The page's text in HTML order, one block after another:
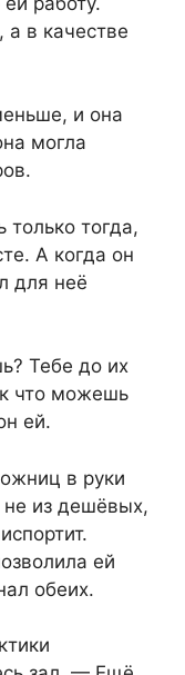
а в качестве
и она
могла
тогда,
А когда он
для неё
Тебе до их
что можешь
ей.
в руки
не из дешёвых,
ей
обеих.